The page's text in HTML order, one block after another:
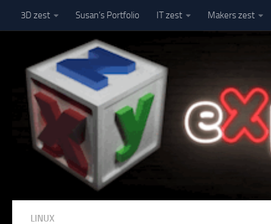
Skip to content
3D zest Susan’s Portfolio IT zest Makers zest
LINUX